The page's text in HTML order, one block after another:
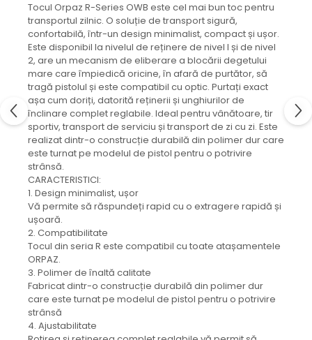
Tocul Orpaz R-Series OWB este cel mai bun toc pentru
transportul zilnic. O soluție de transport sigură,
confortabilă, într-un design minimalist, compact și ușor.
Este disponibil la nivelul de reținere de nivel I și de nivel
2, are un mecanism de eliberare a blocării degetului
mare care împiedică oricine, în afară de purtător, să
tragă pistolul și este compatibil cu optic. Purtați exact
așa cum doriți, datorită reținerii și unghiurilor de
înclinare complet reglabile. Ideal pentru vânătoare, tir
sportiv, transport de serviciu și transport de zi cu zi. Este
realizat dintr-o construcție durabilă din polimer dur care
este turnat pe modelul de pistol pentru o potrivire
strânsă.
CARACTERISTICI:
1. Design minimalist, ușor
Vă permite să răspundeți rapid cu o extragere rapidă și
ușoară.
2. Compatibilitate
Tocul din seria R este compatibil cu toate atașamentele
ORPAZ.
3. Polimer de înaltă calitate
Fabricat dintr-o construcție durabilă din polimer dur
care este turnat pe modelul de pistol pentru o potrivire
strânsă
4. Ajustabilitate